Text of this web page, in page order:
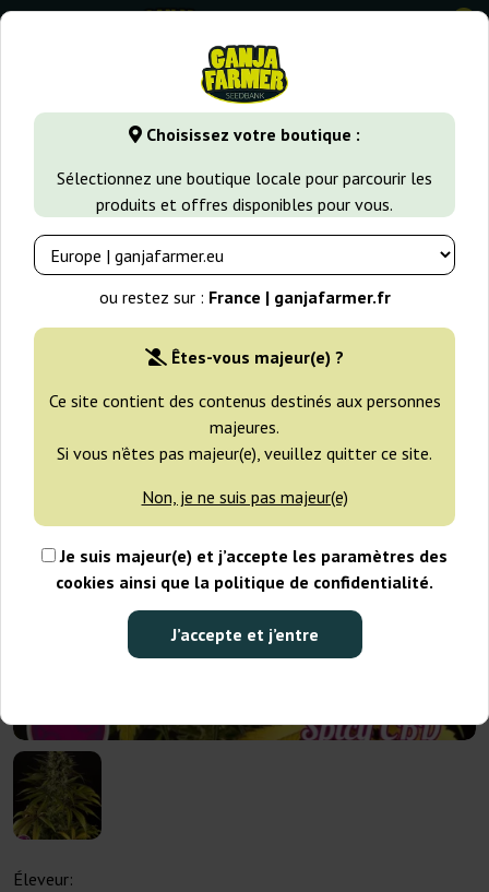
Choisissez votre boutique :
Sélectionnez une boutique locale pour parcourir les
produits et offres disponibles pour vous.
ou restez sur : France | ganjafarmer.fr
Êtes-vous majeur(e) ?
Ce site contient des contenus destinés aux personnes
majeures.
Si vous n’êtes pas majeur(e), veuillez quitter ce site.
Non, je ne suis pas majeur(e)
Je suis majeur(e) et j’accepte les paramètres des
cookies ainsi que la politique de confidentialité.
J’accepte et j’entre
0
GanjaFarmer.fr Types de Graines Graines de Cannabis
Philosopher Seeds
Éleveur: